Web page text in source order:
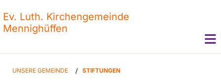
Ev. Luth. Kirchengemeinde
Mennighüffen
UNSERE GEMEINDE / STIFTUNGEN